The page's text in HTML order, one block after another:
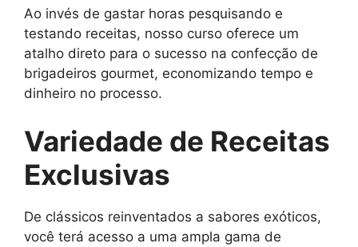
Ao invés de gastar horas pesquisando e
testando receitas, nosso curso oferece um
atalho direto para o sucesso na confecção de
brigadeiros gourmet, economizando tempo e
dinheiro no processo.
Variedade de Receitas
Exclusivas
De clássicos reinventados a sabores exóticos,
você terá acesso a uma ampla gama de